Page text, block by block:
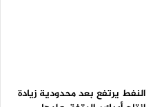
النفط يرتفع بعد محدودية زيادة